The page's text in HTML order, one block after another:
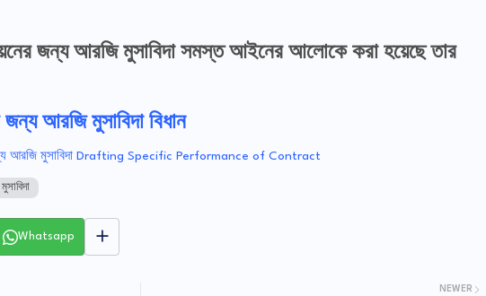
জন্য আরজি মুসাবিদা সমস্ত আইনের আলোকে করা হয়েছে তার
জন্য আরজি মুসাবিদা বিধান
জন্য আরজি মুসাবিদা Drafting Specific Performance of Contract
Whatsapp
NEWER